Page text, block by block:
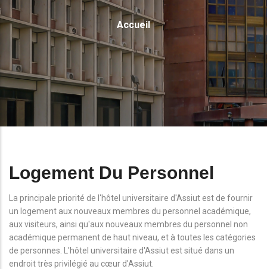
Fil
D'Ariane
Accueil
Logement Du Personnel
La principale priorité de l'hôtel universitaire d'Assiut est de fournir
un logement aux nouveaux membres du personnel académique,
aux visiteurs, ainsi qu'aux nouveaux membres du personnel non
académique permanent de haut niveau, et à toutes les catégories
de personnes. L'hôtel universitaire d'Assiut est situé dans un
endroit très privilégié au cœur d'Assiut.